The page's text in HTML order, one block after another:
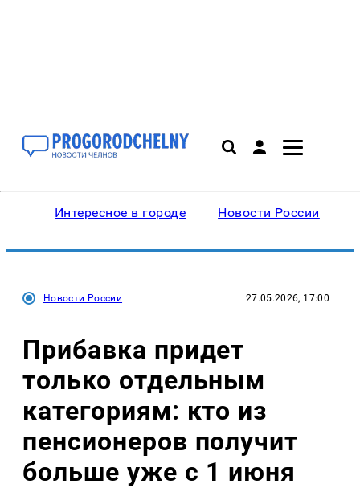
Интересное в городе Новости России
Новости России 27.05.2026, 17:00
Прибавка придет
только отдельным
категориям: кто из
пенсионеров получит
больше уже с 1 июня